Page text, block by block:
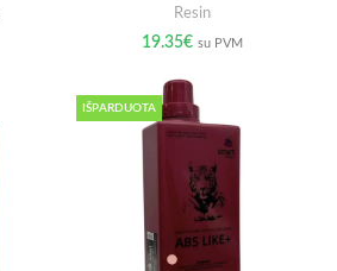
Resin
19.35€ su PVM
IŠPARDUOTA